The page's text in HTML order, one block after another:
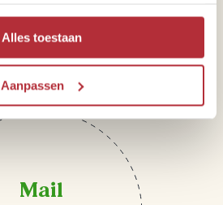
Alles toestaan
Aanpassen
071 516 20 39
Mail